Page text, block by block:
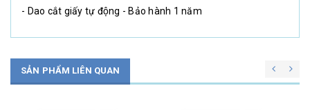
- Dao cắt giấy tự động - Bảo hành 1 năm
SẢN PHẨM LIÊN QUAN